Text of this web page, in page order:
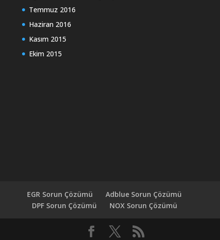
Temmuz 2016
Haziran 2016
Kasım 2015
Ekim 2015
EGR Sorun Çözümü
Adblue Sorun Çözümü
DPF Sorun Çözümü
NOX Sorun Çözümü